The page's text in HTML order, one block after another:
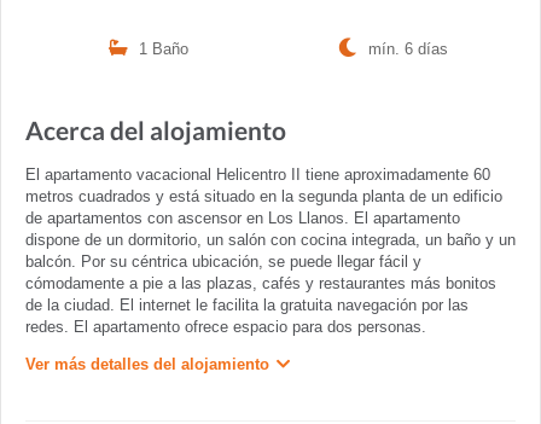
1 Baño mín. 6 días
Acerca del alojamiento
El apartamento vacacional Helicentro II tiene aproximadamente 60
metros cuadrados y está situado en la segunda planta de un edificio
de apartamentos con ascensor en Los Llanos. El apartamento
dispone de un dormitorio, un salón con cocina integrada, un baño y un
balcón. Por su céntrica ubicación, se puede llegar fácil y
cómodamente a pie a las plazas, cafés y restaurantes más bonitos
de la ciudad. El internet le facilita la gratuita navegación por las
redes. El apartamento ofrece espacio para dos personas.
Ver más detalles del alojamiento